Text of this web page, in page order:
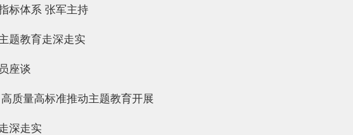
标体系 张军主持
题教育走深走实
座谈
质量高标准推动主题教育开展
深走实